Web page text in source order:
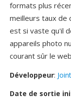
formats plus
meilleurs taux de
est si vaste qu'il
appareils photo
courant sûr le
Développeur:
Date de sortie